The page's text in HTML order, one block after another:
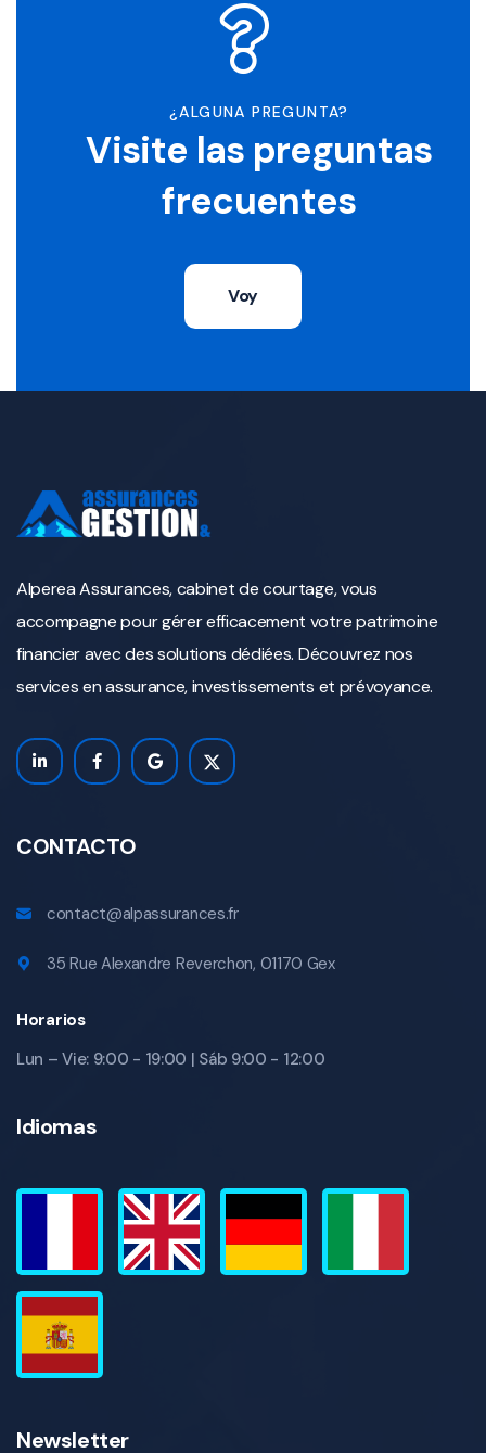
¿ALGUNA PREGUNTA?
Visite las preguntas
frecuentes
Voy
Alperea Assurances, cabinet de courtage, vous
accompagne pour gérer efficacement votre patrimoine
financier avec des solutions dédiées. Découvrez nos
services en assurance, investissements et prévoyance.
CONTACTO
contact@alpassurances.fr
35 Rue Alexandre Reverchon, 01170 Gex
Horarios
Lun – Vie: 9:00 - 19:00 | Sáb 9:00 - 12:00
Idiomas
Newsletter